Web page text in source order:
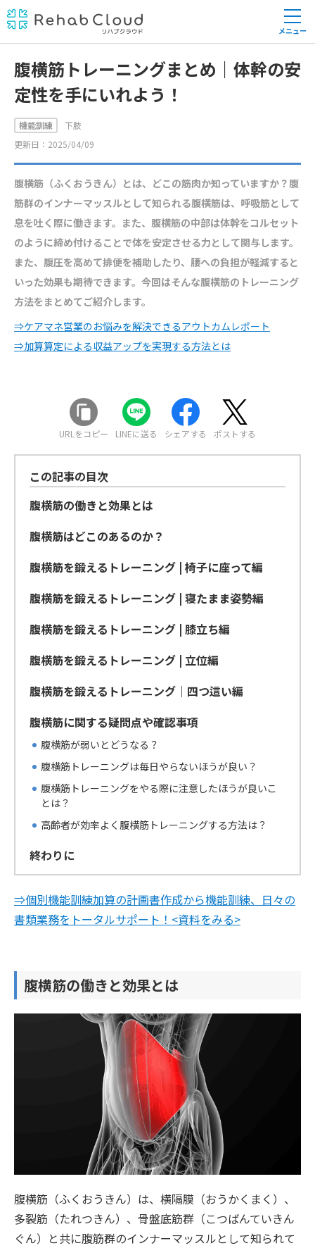
メニュー
腹横筋トレーニングまとめ｜体幹の安
定性を手にいれよう！
機能訓練
下肢
更新日：2025/04/09
腹横筋（ふくおうきん）とは、どこの筋肉か知っていますか？腹
筋群のインナーマッスルとして知られる腹横筋は、呼吸筋として
息を吐く際に働きます。また、腹横筋の中部は体幹をコルセット
のように締め付けることで体を安定させる力として関与します。
また、腹圧を高めて排便を補助したり、腰への負担が軽減すると
いった効果も期待できます。今回はそんな腹横筋のトレーニング
方法をまとめてご紹介します。
⇒ケアマネ営業のお悩みを解決できるアウトカムレポート
⇒加算算定による収益アップを実現する方法とは
URLをコピー LINEに送る シェアする ポストする
この記事の目次
腹横筋の働きと効果とは
腹横筋はどこのあるのか？
腹横筋を鍛えるトレーニング | 椅子に座って編
腹横筋を鍛えるトレーニング | 寝たまま姿勢編
腹横筋を鍛えるトレーニング | 膝立ち編
腹横筋を鍛えるトレーニング | 立位編
腹横筋を鍛えるトレーニング｜四つ這い編
腹横筋に関する疑問点や確認事項
腹横筋が弱いとどうなる？
腹横筋トレーニングは毎日やらないほうが良い？
腹横筋トレーニングをやる際に注意したほうが良いこ
とは？
高齢者が効率よく腹横筋トレーニングする方法は？
終わりに
⇒個別機能訓練加算の計画書作成から機能訓練、日々の
書類業務をトータルサポート！<資料をみる>
腹横筋の働きと効果とは
腹横筋（ふくおうきん）は、横隔膜（おうかくまく）、
多裂筋（たれつきん）、骨盤底筋群（こつばんていきん
ぐん）と共に腹筋群のインナーマッスルとして知られて